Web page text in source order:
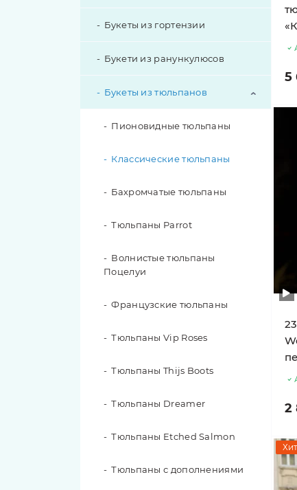
Букеты из кустовых роз
Эксклюзивные розы
Вывернутые розы
Розовые розы
Красные розы
Белые розы
Желтые розы
Персиковые розы
Букеты из гортензии
Букети из ранункулюсов
Букеты из тюльпанов
Пионовидные тюльпаны
Классические тюльпаны
Бахромчатые тюльпаны
Тюльпаны Parrot
Волнистые тюльпаны
Поцелуи
Французские тюльпаны
Тюльпаны Vip Roses
Тюльпаны Thijs Boots
Тюльпаны Dreamer
Тюльпаны Etched Salmon
Тюльпаны с дополнениями
5
2